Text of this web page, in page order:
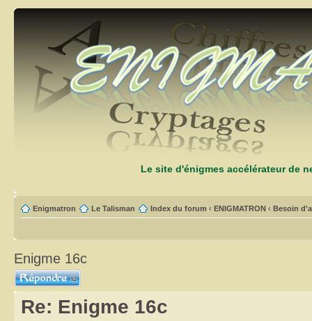
Le site d'énigmes accélérateur de
Enigmatron Le Talisman Index du forum ‹ ENIGMATRON ‹ Besoin
Enigme 16c
Répondre
Re: Enigme 16c